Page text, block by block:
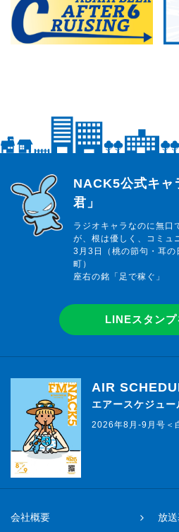
らじっと君
NACK5公式キャ
君」
ラジオキャラなのに無口
が、根は優しく、コミュ
3月3日（桃の節句・耳
町）
座右の銘「足で稼ぐ」
LINEスタンプ
AIR
エアースケジュー
2026年8月-9月号＜
会社概要 放